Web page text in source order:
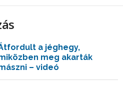
a jéghegy,
meg akarták
– videó